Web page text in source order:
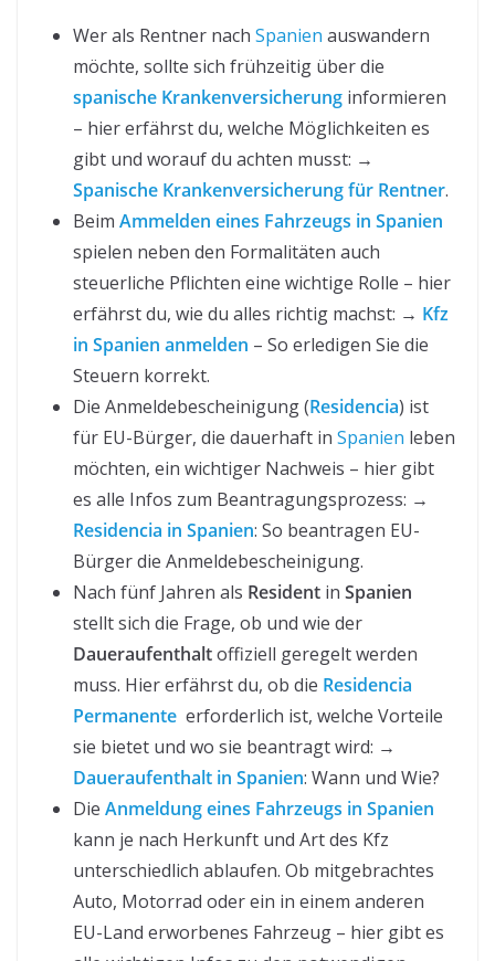
Wer als Rentner nach Spanien auswandern
möchte, sollte sich frühzeitig über die
spanische Krankenversicherung informieren
– hier erfährst du, welche Möglichkeiten es
gibt und worauf du achten musst: →
Spanische Krankenversicherung für Rentner.
Beim Ammelden eines Fahrzeugs in Spanien
spielen neben den Formalitäten auch
steuerliche Pflichten eine wichtige Rolle – hier
erfährst du, wie du alles richtig machst: → Kfz
in Spanien anmelden – So erledigen Sie die
Steuern korrekt.
Die Anmeldebescheinigung (Residencia) ist
für EU-Bürger, die dauerhaft in Spanien leben
möchten, ein wichtiger Nachweis – hier gibt
es alle Infos zum Beantragungsprozess: →
Residencia in Spanien: So beantragen EU-
Bürger die Anmeldebescheinigung.
Nach fünf Jahren als Resident in Spanien
stellt sich die Frage, ob und wie der
Daueraufenthaltoffiziell geregelt werden
muss. Hier erfährst du, ob die Residencia
Permanente erforderlich ist, welche Vorteile
sie bietet und wo sie beantragt wird: →
Daueraufenthalt in Spanien: Wann und Wie?
Die Anmeldung eines Fahrzeugs in Spanien
kann je nach Herkunft und Art des Kfz
unterschiedlich ablaufen. Ob mitgebrachtes
Auto, Motorrad oder ein in einem anderen
EU-Land erworbenes Fahrzeug – hier gibt es